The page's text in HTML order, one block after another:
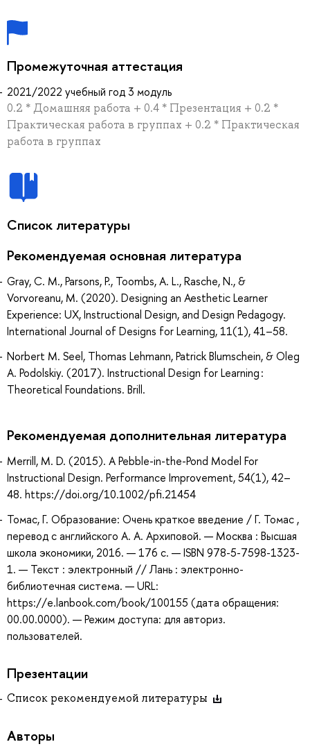
Промежуточная аттестация
2021/2022 учебный год 3 модуль
0.2 * Домашняя работа + 0.4 * Презентация + 0.2 *
Практическая работа в группах + 0.2 * Практическая
работа в группах
Список литературы
Рекомендуемая основная литература
Gray, C. M., Parsons, P., Toombs, A. L., Rasche, N., &
Vorvoreanu, M. (2020). Designing an Aesthetic Learner
Experience: UX, Instructional Design, and Design Pedagogy.
International Journal of Designs for Learning, 11(1), 41–58.
Norbert M. Seel, Thomas Lehmann, Patrick Blumschein, & Oleg
A. Podolskiy. (2017). Instructional Design for Learning :
Theoretical Foundations. Brill.
Рекомендуемая дополнительная литература
Merrill, M. D. (2015). A Pebble-in-the-Pond Model For
Instructional Design. Performance Improvement, 54(1), 42–
48. https://doi.org/10.1002/pfi.21454
Томас, Г. Образование: Очень краткое введение / Г. Томас ,
перевод с английского А. А. Архиповой. — Москва : Высшая
школа экономики, 2016. — 176 с. — ISBN 978-5-7598-1323-
1. — Текст : электронный // Лань : электронно-
библиотечная система. — URL:
https://e.lanbook.com/book/100155 (дата обращения:
00.00.0000). — Режим доступа: для авториз.
пользователей.
Презентации
Список рекомендуемой литературы
Авторы